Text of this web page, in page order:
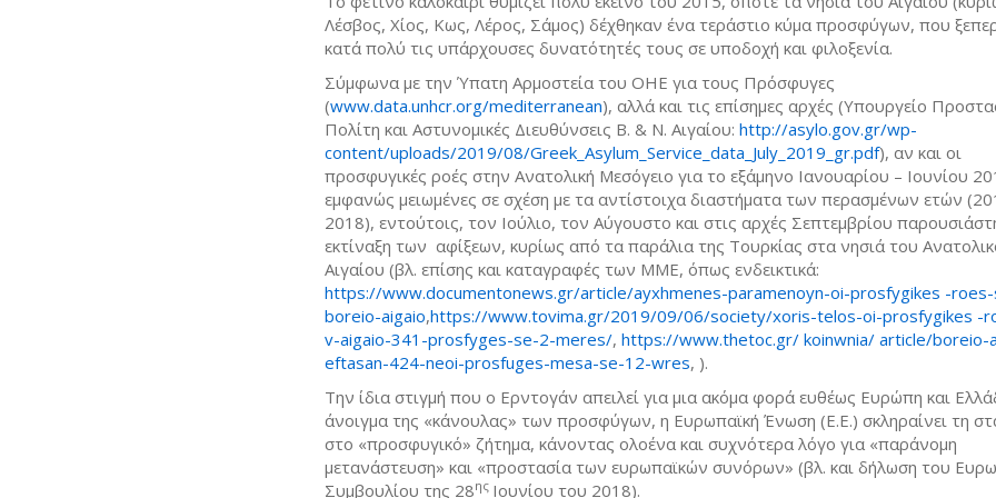
Λέσβος, Χίος, Κως, Λέρος, Σάμος) δέχθηκαν ένα τεράστιο κύμα προσφύγων, που
κατά πολύ τις υπάρχουσες δυνατότητές τους σε υποδοχή και φιλοξενία.
Σύμφωνα με την Ύπατη Αρμοστεία του ΟΗΕ για τους Πρόσφυγες
(www.data.unhcr.org/mediterranean), αλλά και τις επίσημες αρχές (Υπουργείο
Πολίτη και Αστυνομικές Διευθύνσεις Β. & Ν. Αιγαίου: http://asylo.gov.gr/wp-
content/uploads/2019/08/Greek_Asylum_Service_data_July_2019_gr.pdf), αν και οι
προσφυγικές ροές στην Ανατολική Μεσόγειο για το εξάμηνο Ιανουαρίου – Ιουνίου
εμφανώς μειωμένες σε σχέση με τα αντίστοιχα διαστήματα των περασμένων ετών
2018), εντούτοις, τον Ιούλιο, τον Αύγουστο και στις αρχές Σεπτεμβρίου
εκτίναξη των αφίξεων, κυρίως από τα παράλια της Τουρκίας στα νησιά του
Αιγαίου (βλ. επίσης και καταγραφές των ΜΜΕ, όπως ενδεικτικά:
https://www.documentonews.gr/article/ayxhmenes-paramenoyn-oi-prosfygikes -
boreio-aigaio,https://www.tovima.gr/2019/09/06/society/xoris-telos-oi-prosfygikes -
v-aigaio-341-prosfyges-se-2-meres/, https://www.thetoc.gr/ koinwnia/ article/boreio-
eftasan-424-neoi-prosfuges-mesa-se-12-wres, ).
Την ίδια στιγμή που ο Ερντογάν απειλεί για μια ακόμα φορά ευθέως Ευρώπη και
άνοιγμα της «κάνουλας» των προσφύγων, η Ευρωπαϊκή Ένωση (Ε.Ε.) σκληραίνει τη
στο «προσφυγικό» ζήτημα, κάνοντας ολοένα και συχνότερα λόγο για «παράνομη
μετανάστευση» και «προστασία των ευρωπαϊκών συνόρων» (βλ. και δήλωση του
Συμβουλίου της 28ης Ιουνίου του 2018).